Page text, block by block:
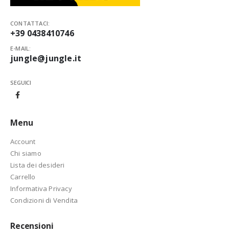
CONTATTACI:
+39 0438410746
E-MAIL:
jungle@jungle.it
SEGUICI
Menu
Account
Chi siamo
Lista dei desideri
Carrello
Informativa Privacy
Condizioni di Vendita
Recensioni